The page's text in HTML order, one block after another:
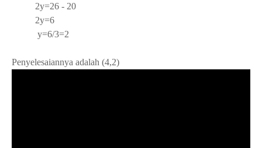
2y=26 - 20
2y=6
y=6/3=2
Penyelesaiannya adalah (4,2)